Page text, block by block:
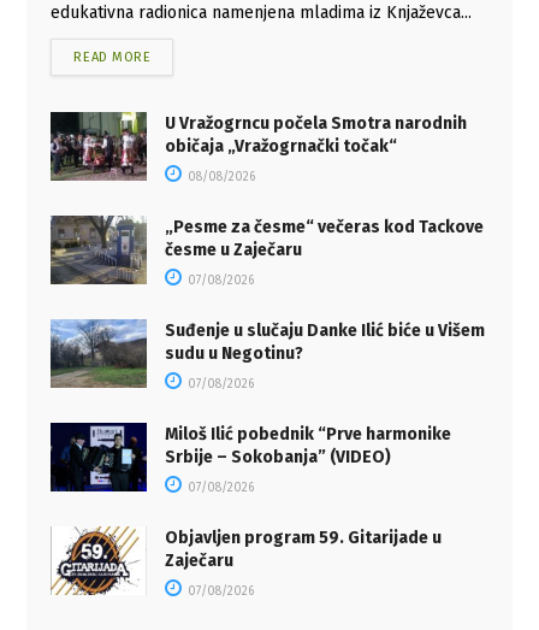
edukativna radionica namenjena mladima iz Knjaževca...
READ MORE
U Vražogrncu počela Smotra narodnih
običaja „Vražogrnački točak“
08/08/2026
„Pesme za česme“ večeras kod Tackove
česme u Zaječaru
07/08/2026
Suđenje u slučaju Danke Ilić biće u Višem
sudu u Negotinu?
07/08/2026
Miloš Ilić pobednik “Prve harmonike
Srbije – Sokobanja” (VIDEO)
07/08/2026
Objavljen program 59. Gitarijade u
Zaječaru
07/08/2026